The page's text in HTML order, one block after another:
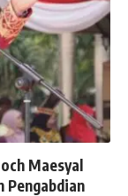
Maesyal
Pengabdian